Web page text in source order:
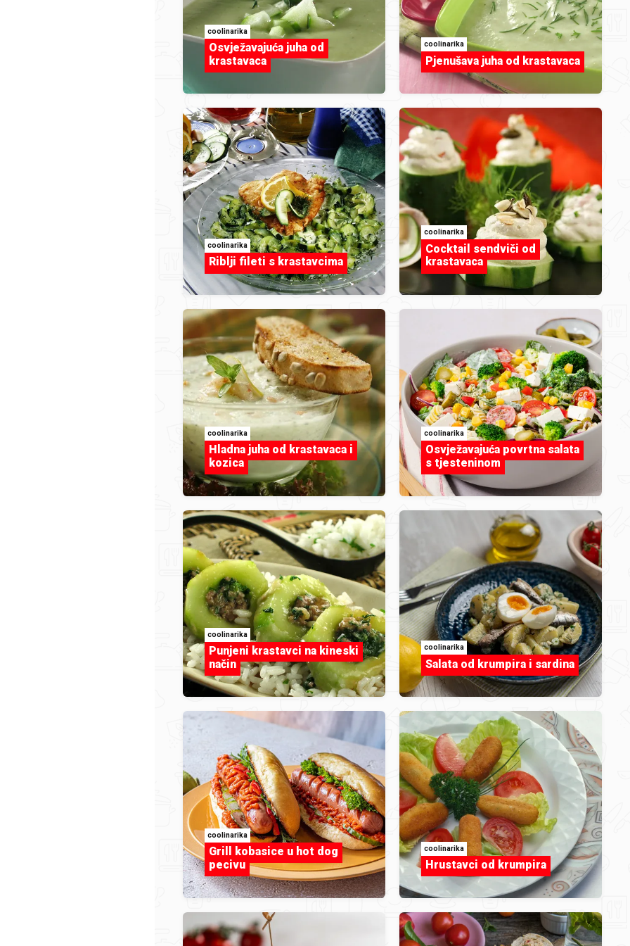
josipa-mikleus
Torta sa štrumfovima.jpg
djegica
13761.jpg
dusa79
Bread and Butter
Pudding.jpg
duka73
Slatkiš.jpg
duka73
Čizkejk .jpg
luckyivy
Torta od mrkve.jpg
editabohacek
Američke šnicle by
DUKA11.jfif.jpg
coolinarika
Osvježavajuća juha od
krastavaca
coolinarika
Pjenušava juha od krastavaca
coolinarika
Riblji fileti s krastavcima
coolinarika
Cocktail sendviči od
krastavaca
coolinarika
Hladna juha od krastavaca i
kozica
coolinarika
Osvježavajuća povrtna salata
s tjesteninom
coolinarika
Punjeni krastavci na kineski
način
coolinarika
Salata od krumpira i sardina
coolinarika
Grill kobasice u hot dog
pecivu
coolinarika
Hrustavci od krumpira